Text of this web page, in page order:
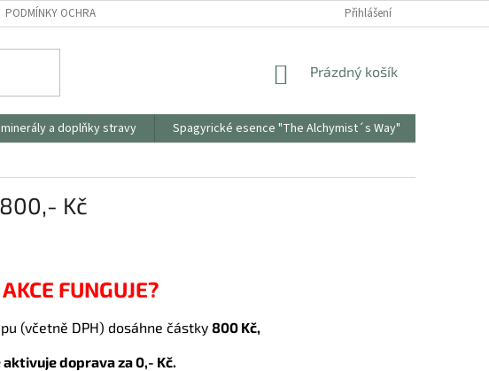
PODMÍNKY OCHRANY OSOBNÍCH ÚDAJŮ ODSTOUPENÍ OD SMLOUVYPřihlášení
NÁKUPNÍ
Prázdný košík
a doplňky stravy Spagyrické esence "The Alchymist´s Way"
Kč
FUNGUJE?
(včetně DPH) dosáhne částky 800 Kč,
doprava za 0,- Kč.